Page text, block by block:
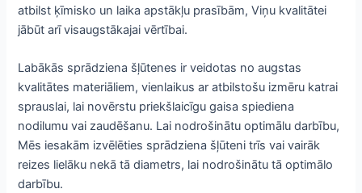
atbilst ķīmisko un laika apstākļu prasībām, Viņu kvalitātei
jābūt arī visaugstākajai vērtībai.
Labākās sprādziena šļūtenes ir veidotas no augstas
kvalitātes materiāliem, vienlaikus ar atbilstošu izmēru katrai
sprauslai, lai novērstu priekšlaicīgu gaisa spiediena
nodilumu vai zaudēšanu. Lai nodrošinātu optimālu darbību,
Mēs iesakām izvēlēties sprādziena šļūteni trīs vai vairāk
reizes lielāku nekā tā diametrs, lai nodrošinātu tā optimālo
darbību.